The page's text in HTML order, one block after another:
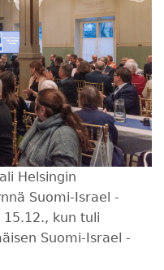
Helsingin
Suomi-Israel -
kun tuli
Suomi-Israel -